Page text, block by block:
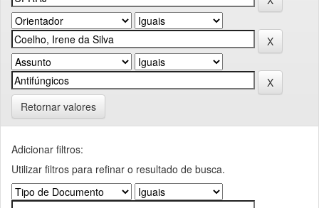
Retornar valores
Adicionar filtros:
Utilizar filtros para refinar o resultado de busca.